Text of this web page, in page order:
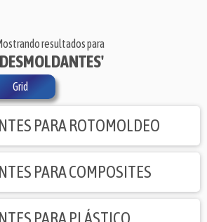
resultados para
Grid
PARA ROTOMOLDEO
PARA COMPOSITES